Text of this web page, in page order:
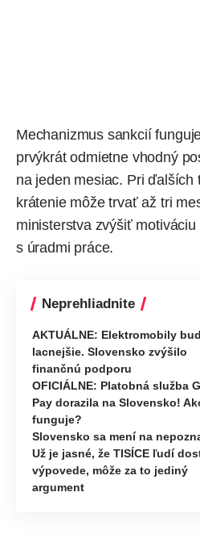
Mechanizmus sankcií
prvýkrát odmietne vhodný
na jeden mesiac. Pri ďalších
krátenie môže trvať až tri
ministerstva zvýšiť
s úradmi práce.
Neprehliadnite
AKTUÁLNE: Elektromobily
lacnejšie. Slovensko zvýšilo
finančnú podporu
OFICIÁLNE: Platobná služba
Pay dorazila na Slovensko!
funguje?
Slovensko sa mení na
Už je jasné, že TISÍCE ľudí
výpovede, môže za to jediný
argument